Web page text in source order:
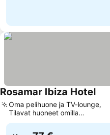
Rosamar Ibiza Hotel
Oma pelihuone ja TV-lounge,
Tilavat huoneet omilla
parvekkeilla